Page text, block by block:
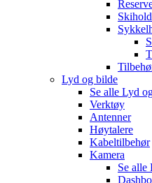
Lyd og bilde
Se alle Lyd
Verktøy
Antenner
Høytalere
Kabeltilbehør
Kamera
Se alle